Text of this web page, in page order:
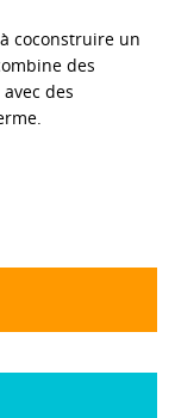
coconstruire un
des
des